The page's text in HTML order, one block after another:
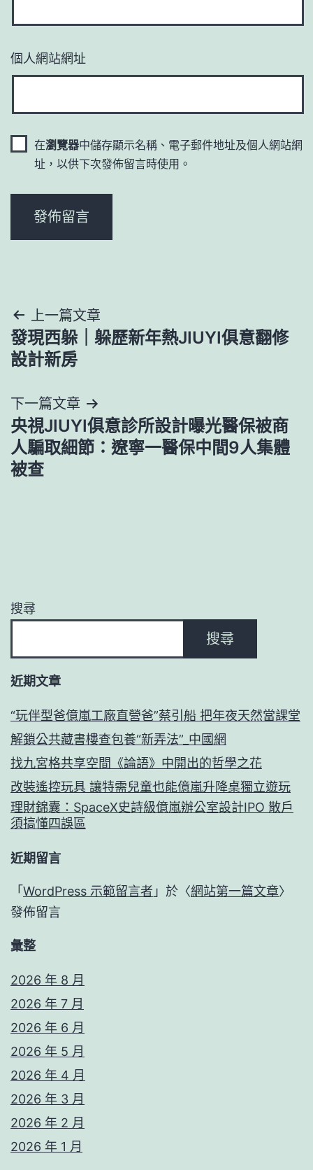
個人網站網址
在瀏覽器中儲存顯示名稱、電子郵件地址及個人網站網
址，以供下次發佈留言時使用。
文
章
覽
上一篇文章
發現西躲｜躲歷新年熱JIUYI俱意翻修
設計新房
下一篇文章
央視JIUYI俱意診所設計曝光醫保被商
人騙取細節：遼寧一醫保中間9人集體
被查
搜尋
搜尋
近期文章
“玩伴型爸億嵐工廠直營爸”蔡引船 把年夜天然當課堂
解鎖公共藏書樓查包養“新弄法”_中國網
找九宮格共享空間《論語》中開出的哲學之花
改裝遙控玩具 讓特需兒童也能億嵐升降桌獨立遊玩
理財錦囊：SpaceX史詩級億嵐辦公室設計IPO 散戶
須搞懂四誤區
近期留言
「 WordPress 示範留言者 」於〈網站第一篇文章〉
發佈留言
彙整
2026 年 8 月
2026 年 7 月
2026 年 6 月
2026 年 5 月
2026 年 4 月
2026 年 3 月
2026 年 2 月
2026 年 1 月